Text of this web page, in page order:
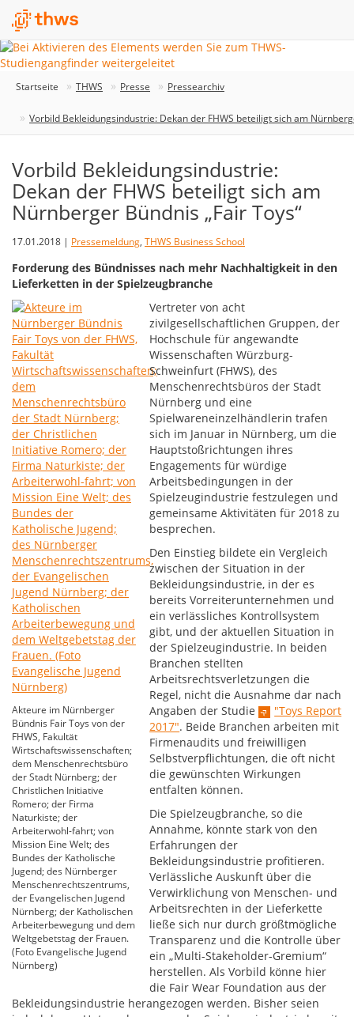
Startseite THWS Presse Pressearchiv
Vorbild Bekleidungsindustrie: Dekan der FHWS beteiligt sich am
Vorbild Bekleidungsindustrie:
Dekan der FHWS beteiligt sich am
Nürnberger Bündnis „Fair Toys“
17.01.2018 | Pressemeldung, THWS Business School
Forderung des Bündnisses nach mehr Nachhaltigkeit in den
Lieferketten in der Spielzeugbranche
Akteure im Nürnberger
Bündnis Fair Toys von der
FHWS, Fakultät
Wirtschaftswissenschaften;
dem Menschenrechtsbüro
der Stadt Nürnberg; der
Christlichen Initiative
Romero; der Firma
Naturkiste; der
Arbeiterwohl-fahrt; von
Mission Eine Welt; des
Bundes der Katholische
Jugend; des Nürnberger
Menschenrechtszentrums,
der Evangelischen Jugend
Nürnberg; der Katholischen
Arbeiterbewegung und dem
Weltgebetstag der Frauen.
(Foto Evangelische Jugend
Nürnberg)
Vertreter von acht
zivilgesellschaftlichen Gruppen, der
Hochschule für angewandte
Wissenschaften Würzburg-
Schweinfurt (FHWS), des
Menschenrechtsbüros der Stadt
Nürnberg und eine
Spielwareneinzelhändlerin trafen
sich im Januar in Nürnberg, um die
Hauptstoßrichtungen ihres
Engagements für würdige
Arbeitsbedingungen in der
Spielzeugindustrie festzulegen und
gemeinsame Aktivitäten für 2018 zu
besprechen.
Den Einstieg bildete ein Vergleich
zwischen der Situation in der
Bekleidungsindustrie, in der es
bereits Vorreiterunternehmen und
ein verlässliches Kontrollsystem
gibt, und der aktuellen Situation in
der Spielzeugindustrie. In beiden
Branchen stellten
Arbeitsrechtsverletzungen die
Regel, nicht die Ausnahme dar nach
Angaben der Studie
"Toys Report
2017". Beide Branchen arbeiten mit
Firmenaudits und freiwilligen
Selbstverpflichtungen, die oft nicht
die gewünschten Wirkungen
entfalten können.
Die Spielzeugbranche, so die
Annahme, könnte stark von den
Erfahrungen der
Bekleidungsindustrie profitieren.
Verlässliche Auskunft über die
Verwirklichung von Menschen- und
Arbeitsrechten in der Lieferkette
ließe sich nur durch größtmögliche
Transparenz und die Kontrolle über
ein „Multi-Stakeholder-Gremium“
herstellen. Als Vorbild könne hier
die Fair Wear Foundation aus der
Bekleidungsindustrie herangezogen werden. Bisher seien